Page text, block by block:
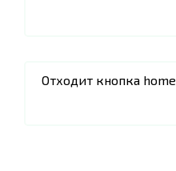
Отходит кнопка home